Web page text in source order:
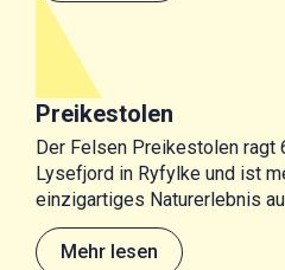
Preikestolen
Der Felsen Preikestolen ragt
Lysefjord in Ryfylke und ist
einzigartiges Naturerlebnis
Möchtest du eine der
Norwegen besuchen?
Mehr lesen